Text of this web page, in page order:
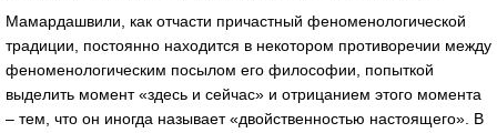
Мамардашвили, как отчасти причастный феноменологической
традиции, постоянно находится в некотором противоречии между
феноменологическим посылом его философии, попыткой
выделить момент «здесь и сейчас» и отрицанием этого момента
– тем, что он иногда называет «двойственностью настоящего». В